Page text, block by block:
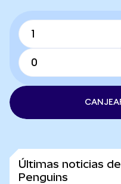
Últimas noticias
Penguins